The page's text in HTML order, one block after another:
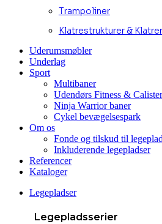
Trampoliner
Klatrestrukturer &
Uderumsmøbler
Underlag
Sport
Multibaner
Udendørs Fitness &
Ninja Warrior baner
Cykel bevægelsespark
Om os
Fonde og tilskud til
Inkluderende legepladser
Referencer
Kataloger
Legepladser
Legepladsserier